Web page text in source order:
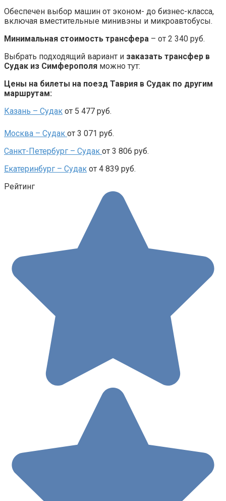
Обеспечен выбор машин от эконом- до бизнес-класса,
включая вместительные минивэны и микроавтобусы.
Минимальная стоимость трансфера – от 2 340 руб.
Выбрать подходящий вариант и заказать трансфер в
Судак из Симферополя можно тут:
Цены на билеты на поезд Таврия в Судак по другим
маршрутам:
Казань – Судак от 5 477 руб.
Москва – Судак от 3 071 руб.
Санкт-Петербург – Судак от 3 806 руб.
Екатеринбург – Судак от 4 839 руб.
Рейтинг